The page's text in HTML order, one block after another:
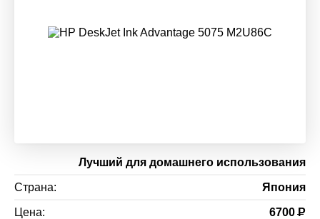
Лучший для домашнего использования
Страна: Япония
Цена: 6700Р